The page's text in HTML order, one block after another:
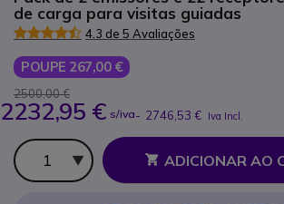
de carga para visitas guiadas
4.3 de 5 Avaliações
POUPE 267,00 €
2500,00 €
2232,95 € s/iva- 2746,53 € Iva Incl.
Qtd
ADICIONAR AO